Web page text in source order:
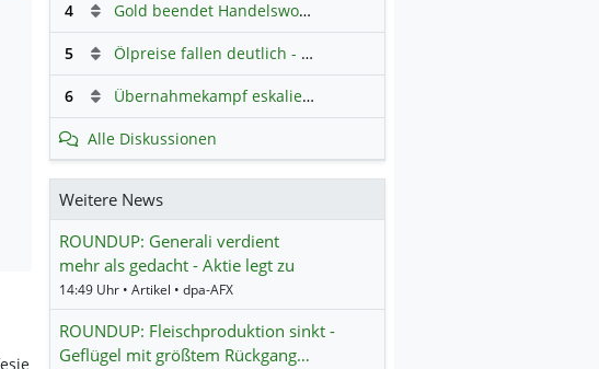
4 Gold beendet Handelswoche mit Knall: Barrick Mining – Ist diese Aktie wieder ein Kauf?
5 Ölpreise fallen deutlich - Fortschritte zwischen USA und Iran belasten
6 Übernahmekampf eskaliert: Wird die Commerzbank italienisch?
Alle Diskussionen
Weitere News
ROUNDUP: Generali verdient
mehr als gedacht - Aktie legt zu
14:49 Uhr • Artikel • dpa-AFX
ROUNDUP: Fleischproduktion sinkt -
Geflügel mit größtem Rückgang…